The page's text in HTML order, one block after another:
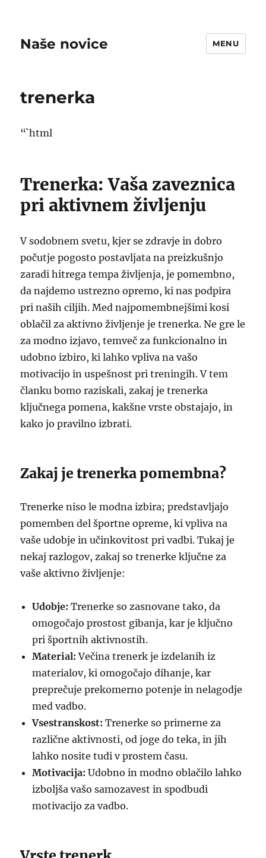
Naše novice MENU
trenerka
“`html
Trenerka: Vaša zaveznica
pri aktivnem življenju
V sodobnem svetu, kjer se zdravje in dobro
počutje pogosto postavljata na preizkušnjo
zaradi hitrega tempa življenja, je pomembno,
da najdemo ustrezno opremo, ki nas podpira
pri naših ciljih. Med najpomembnejšimi kosi
oblačil za aktivno življenje je trenerka. Ne gre le
za modno izjavo, temveč za funkcionalno in
udobno izbiro, ki lahko vpliva na vašo
motivacijo in uspešnost pri treningih. V tem
članku bomo raziskali, zakaj je trenerka
ključnega pomena, kakšne vrste obstajajo, in
kako jo pravilno izbrati.
Zakaj je trenerka pomembna?
Trenerke niso le modna izbira; predstavljajo
pomemben del športne opreme, ki vpliva na
vaše udobje in učinkovitost pri vadbi. Tukaj je
nekaj razlogov, zakaj so trenerke ključne za
vaše aktivno življenje:
Udobje: Trenerke so zasnovane tako, da
omogočajo prostost gibanja, kar je ključno
pri športnih aktivnostih.
Material: Večina trenerk je izdelanih iz
materialov, ki omogočajo dihanje, kar
preprečuje prekomerno potenje in nelagodje
med vadbo.
Vsestranskost: Trenerke so primerne za
različne aktivnosti, od joge do teka, in jih
lahko nosite tudi v prostem času.
Motivacija: Udobno in modno oblačilo lahko
izboljša vašo samozavest in spodbudi
motivacijo za vadbo.